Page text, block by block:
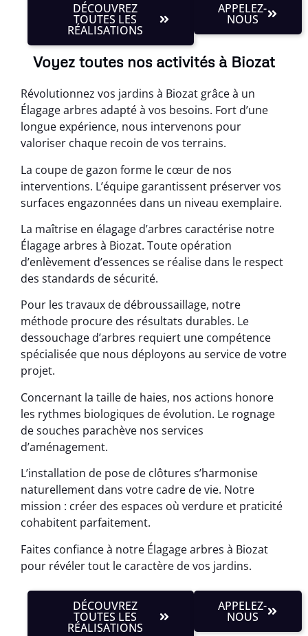
DÉCOUVREZ
TOUTES LES
RÉALISATIONS
APPELEZ-
NOUS
Voyez toutes nos activités à Biozat
Révolutionnez vos jardins à Biozat grâce à un
Élagage arbres adapté à vos besoins. Fort d’une
longue expérience, nous intervenons pour
valoriser chaque recoin de vos terrains.
La coupe de gazon forme le cœur de nos
interventions. L’équipe garantissent préserver vos
surfaces engazonnées dans un niveau exemplaire.
La maîtrise en élagage d’arbres caractérise notre
Élagage arbres à Biozat. Toute opération
d’enlèvement d’essences se réalise dans le respect
des standards de sécurité.
Pour les travaux de débroussaillage, notre
méthode procure des résultats durables. Le
dessouchage d’arbres requiert une compétence
spécialisée que nous déployons au service de votre
projet.
Concernant la taille de haies, nos actions honore
les rythmes biologiques de évolution. Le rognage
de souches parachève nos services
d’aménagement.
L’installation de pose de clôtures s’harmonise
naturellement dans votre cadre de vie. Notre
mission : créer des espaces où verdure et praticité
cohabitent parfaitement.
Faites confiance à notre Élagage arbres à Biozat
pour révéler tout le caractère de vos jardins.
DÉCOUVREZ
TOUTES LES
RÉALISATIONS
APPELEZ-
NOUS